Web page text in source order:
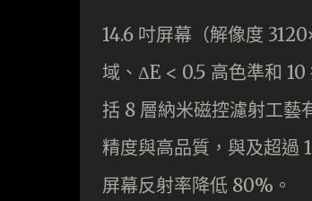
14.6 吋屏幕（解像度
域、ΔE < 0.5 高色準和
括 8 層納米磁控濾射工藝
精度與高品質，與及超過
屏幕反射率降低 80%。